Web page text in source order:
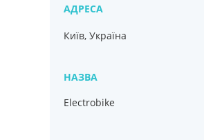
Київ, Україна
Electrobike